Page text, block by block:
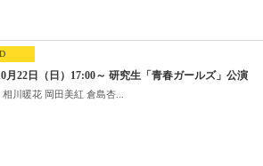
月22日（日）17:00～ 研究生「青春ガールズ」公演
川暖花 岡田美紅 倉島杏...